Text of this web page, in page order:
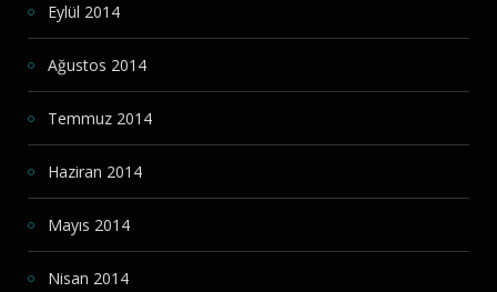
Eylül 2014
Ağustos 2014
Temmuz 2014
Haziran 2014
Mayıs 2014
Nisan 2014